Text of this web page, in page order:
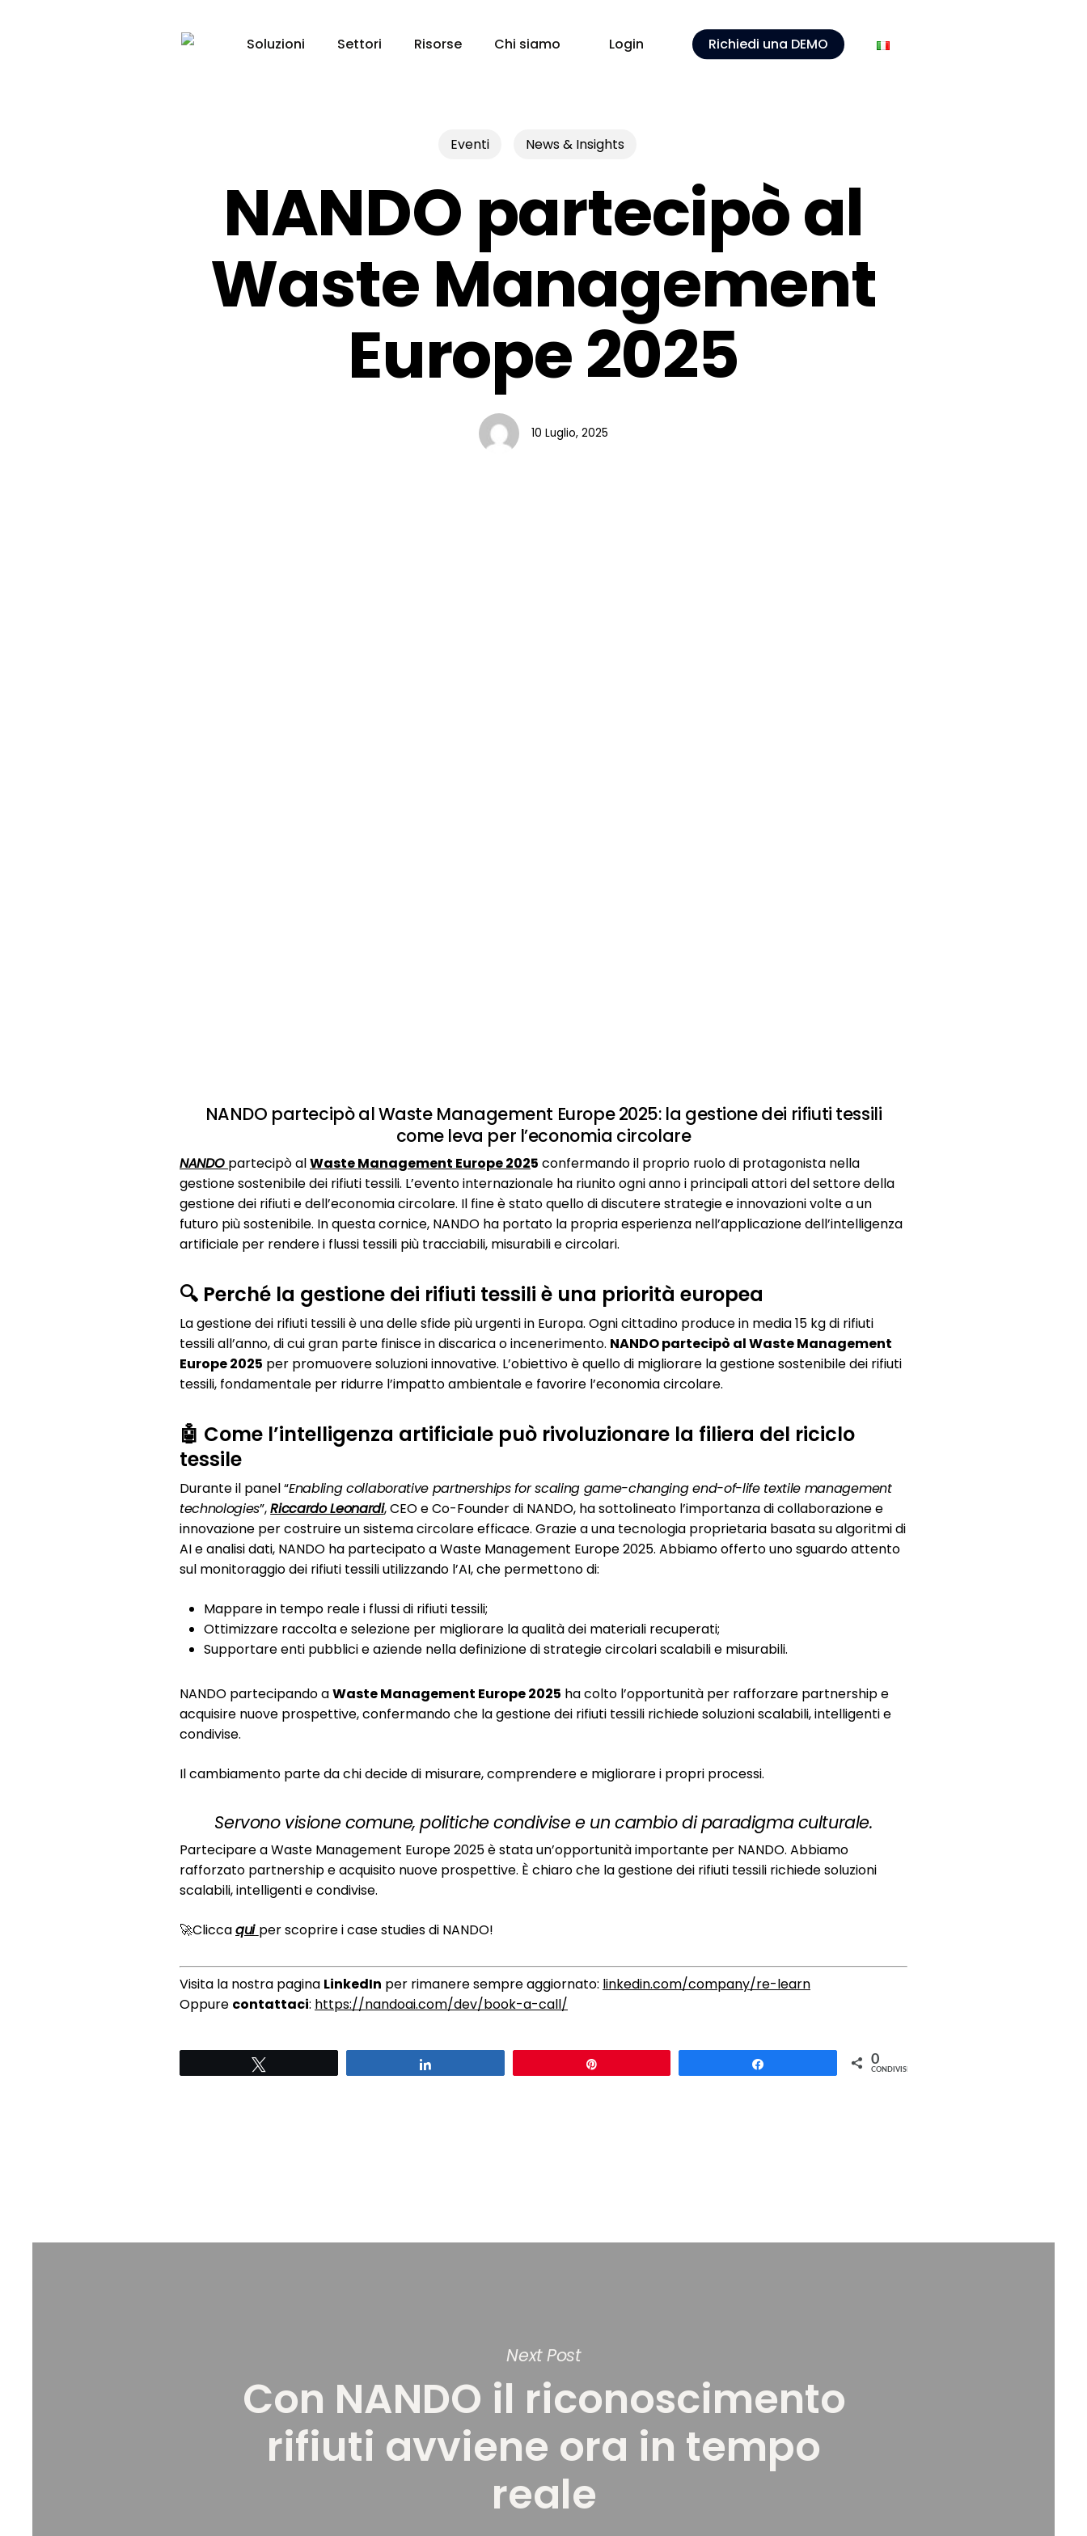
Soluzioni Settori Risorse Chi siamo Login Richiedi una DEMO
Eventi News & Insights
NANDO partecipò al
Waste Management
Europe 2025
10 Luglio, 2025
NANDO partecipò al Waste Management Europe 2025: la gestione dei rifiuti tessili
come leva per l’economia circolare
NANDO partecipò alWaste Management Europe 2025 confermando il proprio ruolo di protagonista nella
gestione sostenibile dei rifiuti tessili. L’evento internazionale ha riunito ogni anno i principali attori del settore della
gestione dei rifiuti e dell’economia circolare. Il fine è stato quello di discutere strategie e innovazioni volte a un
futuro più sostenibile. In questa cornice, NANDO ha portato la propria esperienza nell’applicazione dell’intelligenza
artificiale per rendere i flussi tessili più tracciabili, misurabili e circolari.
🔍 Perché la gestione dei rifiuti tessili è una priorità europea
La gestione dei rifiuti tessili è una delle sfide più urgenti in Europa. Ogni cittadino produce in media 15 kg di rifiuti
tessili all’anno, di cui gran parte finisce in discarica o incenerimento. NANDO partecipò al Waste Management
Europe 2025 per promuovere soluzioni innovative. L’obiettivo è quello di migliorare la gestione sostenibile dei rifiuti
tessili, fondamentale per ridurre l’impatto ambientale e favorire l’economia circolare.
🤖 Come l’intelligenza artificiale può rivoluzionare la filiera del riciclo
tessile
Durante il panel “Enabling collaborative partnerships for scaling game-changing end-of-life textile management
technologies”,Riccardo Leonardi, CEO e Co-Founder di NANDO, ha sottolineato l’importanza di collaborazione e
innovazione per costruire un sistema circolare efficace. Grazie a una tecnologia proprietaria basata su algoritmi di
AI e analisi dati, NANDO ha partecipato a Waste Management Europe 2025. Abbiamo offerto uno sguardo attento
sul monitoraggio dei rifiuti tessili utilizzando l’AI, che permettono di:
Mappare in tempo reale i flussi di rifiuti tessili;
Ottimizzare raccolta e selezione per migliorare la qualità dei materiali recuperati;
Supportare enti pubblici e aziende nella definizione di strategie circolari scalabili e misurabili.
NANDO partecipando aWaste Management Europe 2025 ha colto l’opportunità per rafforzare partnership e
acquisire nuove prospettive, confermando che la gestione dei rifiuti tessili richiede soluzioni scalabili, intelligenti e
condivise.
Il cambiamento parte da chi decide di misurare, comprendere e migliorare i propri processi.
Servono visione comune, politiche condivise e un cambio di paradigma culturale.
Partecipare a Waste Management Europe 2025 è stata un’opportunità importante per NANDO. Abbiamo
rafforzato partnership e acquisito nuove prospettive. È chiaro che la gestione dei rifiuti tessili richiede soluzioni
scalabili, intelligenti e condivise.
🚀Cliccaqui per scoprire i case studies di NANDO!
Visita la nostra pagina LinkedIn per rimanere sempre aggiornato: linkedin.com/company/re-learn
Oppure contattaci: https://nandoai.com/dev/book-a-call/
0
CONDIVISIONI
Next Post
Con NANDO il riconoscimento
rifiuti avviene ora in tempo
reale